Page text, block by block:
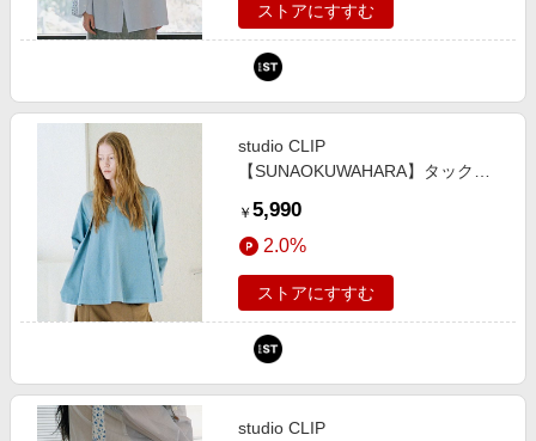
ティ）
ストアにすすむ
studio CLIP
【SUNAOKUWAHARA】タックフ
FREE Ｎａｔｕｒａｌ ｂｙ ＣＬＩ
Ｐ スタジオクリップ 657024 and
ST アンドエスティ（旧ドットエス
ティ）
￥ 5,990
2.0%
ストアにすすむ
studio CLIP